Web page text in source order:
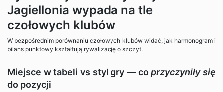
Jagiellonia wypada na tle
czołowych klubów
W bezpośrednim porównaniu czołowych klubów widać, jak harmonogram i
bilans punktowy kształtują rywalizację o szczyt.
Miejsce w tabeli vs styl gry — coprzyczyniły się
do pozycji